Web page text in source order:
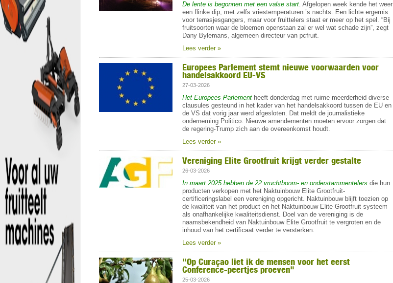
De lente is begonnen met een valse start. Afgelopen week kende het weer
een flinke dip, met zelfs vriestemperaturen ’s nachts. Een lichte ergernis
voor terrasjesgangers, maar voor fruittelers staat er meer op het spel. “Bij
fruitsoorten waar de bloemen openstaan zal er wel wat schade zijn”, zegt
Dany Bylemans, algemeen directeur van pcfruit.
Lees verder »
Europees Parlement stemt nieuwe voorwaarden voor
handelsakkoord EU-VS
27-03-2026
Het Europees Parlement heeft donderdag met ruime meerderheid diverse
clausules gesteund in het kader van het handelsakkoord tussen de EU en
de VS dat vorig jaar werd afgesloten. Dat meldt de journalistieke
onderneming Politico. Nieuwe amendementen moeten ervoor zorgen dat
de regering-Trump zich aan de overeenkomst houdt.
Lees verder »
Vereniging Elite Grootfruit krijgt verder gestalte
26-03-2026
In maart 2025 hebben de 22 vruchtboom- en onderstammentelers die hun
producten verkopen met het Naktuinbouw Elite Grootfruit-
certificeringslabel een vereniging opgericht. Naktuinbouw blijft toezien op
de kwaliteit van het product en het Naktuinbouw Elite Grootfruit-systeem
als onafhankelijke kwaliteitsdienst. Doel van de vereniging is de
naamsbekendheid van Naktuinbouw Elite Grootfruit te vergroten en de
inhoud van het certificaat verder te versterken.
Lees verder »
"Op Curaçao liet ik de mensen voor het eerst
Conference-peertjes proeven"
25-03-2026